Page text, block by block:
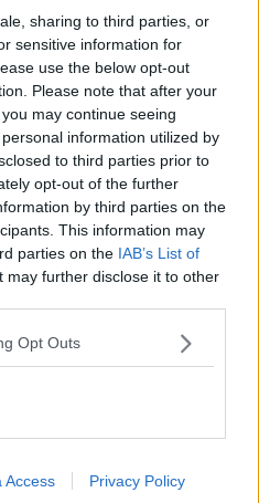
sharing to third parties, or
sensitive information for
use the below opt-out
Please note that after your
may continue seeing
information utilized by
to third parties prior to
opt-out of the further
by third parties on the
This information may
parties on the IAB’s List of
may further disclose it to other
Opt Outs
Access Privacy Policy
donna rispetto all’uomo
le donne si sentono intermedie
almeno due o tre anni. Altra
prossima volta. Ricordando a tutti
un abbraccio tanghero.
di posta.